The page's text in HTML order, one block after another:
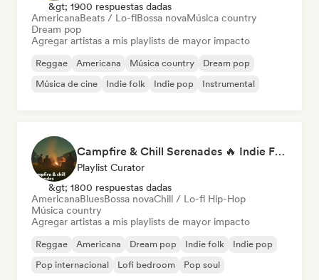
&gt; 1900 respuestas dadas
AmericanaBeats / Lo-fiBossa novaMúsica country
Dream pop
Agregar artistas a mis playlists de mayor impacto
Reggae Americana Música country
Dream pop
Música de cine
Indie folk Indie pop Instrumental
Campfire & Chill Serenades 🔥 Indie Folk, Acoustic & Singer-Songwriter
Playlist Curator
&gt; 1800 respuestas dadas
AmericanaBluesBossa novaChill / Lo-fi Hip-Hop
Música country
Agregar artistas a mis playlists de mayor impacto
Reggae Americana Dream pop Indie folk
Indie pop
Pop internacional
Lofi bedroom Pop soul